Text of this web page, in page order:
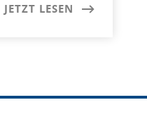
JETZT LESEN